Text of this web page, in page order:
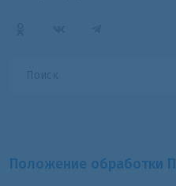
Положение обработки